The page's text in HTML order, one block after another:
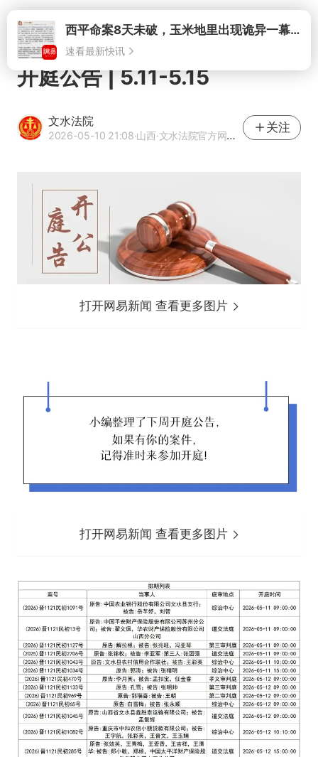
打开西平命案8天未破，玉米地里出现诡异一幕，我突然想起了欧金中
速看最新快讯
开庭公告 | 5.11-5.15
文水法院
2026-05-10 21:08·山西·文水法院官方网易号
关注
打开网易新闻 查看更多图片
打开网易新闻 查看更多图片